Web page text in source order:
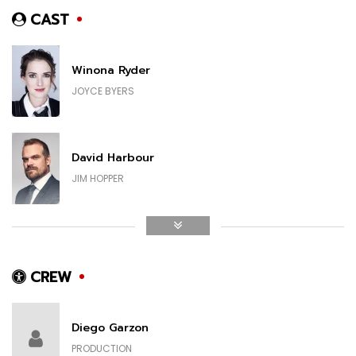
CAST
Winona Ryder
JOYCE BYERS
David Harbour
JIM HOPPER
Millie Bobby Brown
ELEVEN
CREW
Diego Garzon
PRODUCTION